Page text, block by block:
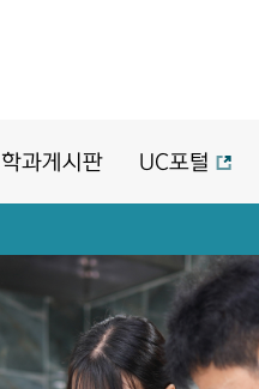
학과게시판 UC포털